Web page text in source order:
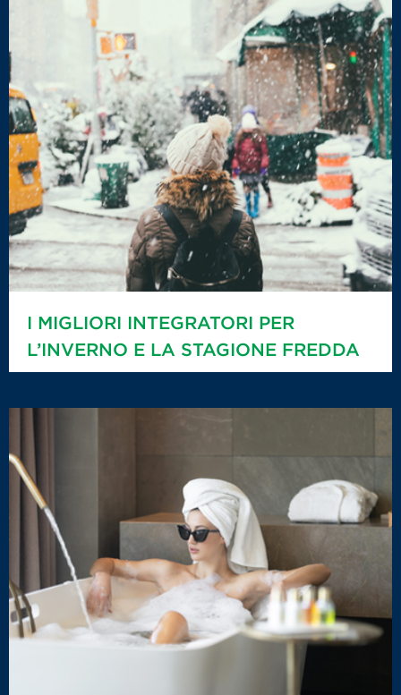
I MIGLIORI INTEGRATORI PER
L’INVERNO E LA STAGIONE FREDDA